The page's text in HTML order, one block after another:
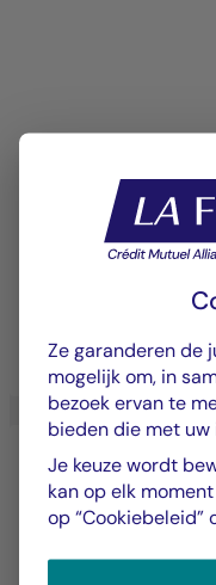
Een
Ze garanderen de
mogelijk om, in
bezoek ervan te
bieden die met uw
Je keuze wordt
kan op elk
op “Cookiebeleid”